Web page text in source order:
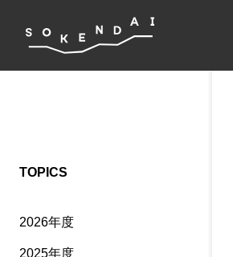
TOPICS
2026年度
2025年度